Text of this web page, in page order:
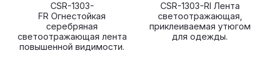
CSR-1303-
FR Огнестойкая
серебряная
светоотражающая лента
повышенной видимости.
CSR-1303-RI Лента
светоотражающая,
приклеиваемая утюгом
для одежды.